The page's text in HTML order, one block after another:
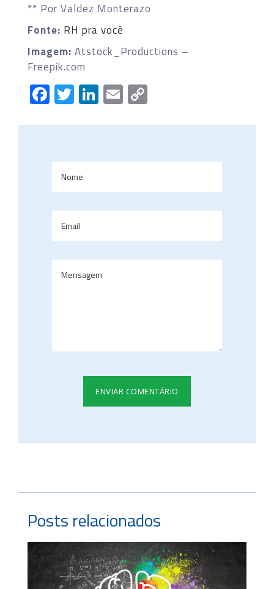
** Por Valdez Monterazo
Fonte: RH pra você
Imagem: Atstock_Productions –
Freepik.com
Facebook
Twitter
LinkedIn
Email
Posts relacionados